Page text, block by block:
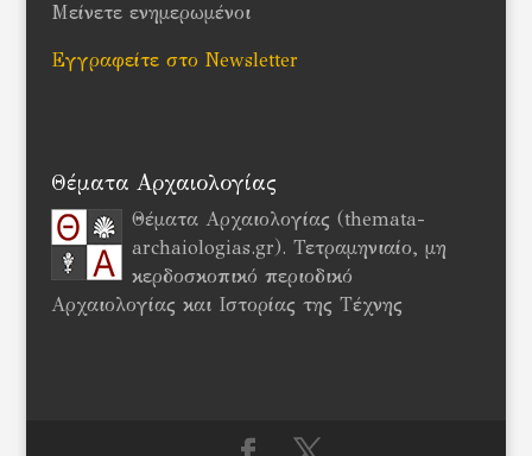
Μείνετε ενημερωμένοι
Εγγραφείτε στο Newsletter
Θέματα Αρχαιολογίας
Θέματα Αρχαιολογίας (themata-
archaiologias.gr). Τετραμηνιαίο, μη
κερδοσκοπικό περιοδικό
Αρχαιολογίας και Ιστορίας της Τέχνης